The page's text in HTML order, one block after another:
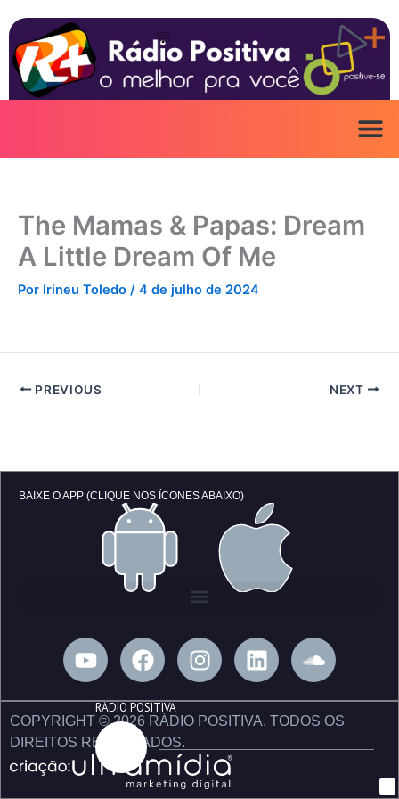
para
conteúdo
The Mamas & Papas: Dream
A Little Dream Of Me
Por Irineu Toledo / 4 de julho de 2024
PREVIOUS NEXT
BAIXE O APP (CLIQUE NOS ÍCONES ABAIXO)
Y
o
t
u
b
e
F
a
e
b
o
o
I
n
t
g
r
L
i
k
d
S
o
n
c
COPYRIGHT © 2026 RÁDIO POSITIVA. TODOS OS
DIREITOS RESERVADOS.
RÁDIO POSITIVA